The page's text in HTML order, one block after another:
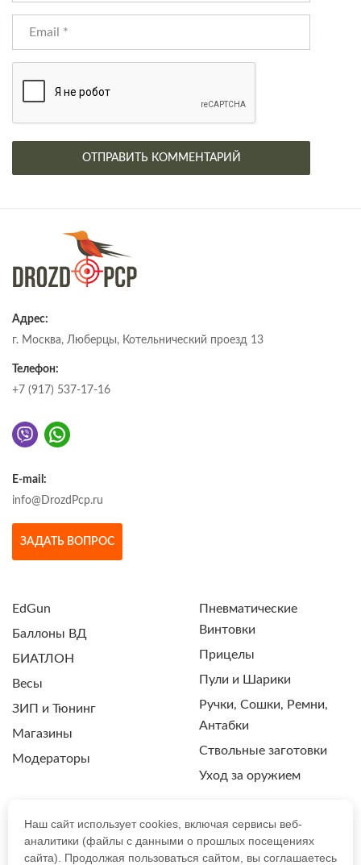
Адрес:
г. Москва, Люберцы, Котельнический проезд 13
Телефон:
+7 (917) 537-17-16
E-mail:
info@DrozdPcp.ru
ЗАДАТЬ ВОПРОС
EdGun
Баллоны ВД
БИАТЛОН
Весы
ЗИП и Тюнинг
Магазины
Модераторы
Пневматические
Винтовки
Прицелы
Пули и Шарики
Ручки, Сошки, Ремни,
Антабки
Ствольные заготовки
Уход за оружием
ПОЛИТИКА КОНФИДЕНЦИАЛЬНОСТИ
Наш сайт использует cookies, включая сервисы веб-
аналитики (файлы с данными о прошлых посещениях
сайта). Продолжая пользоваться сайтом, вы соглашаетесь